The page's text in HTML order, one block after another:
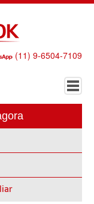
(11) 9-6504-7109